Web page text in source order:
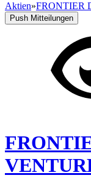
Aktien»FRONTIER
Push Mitteilungen